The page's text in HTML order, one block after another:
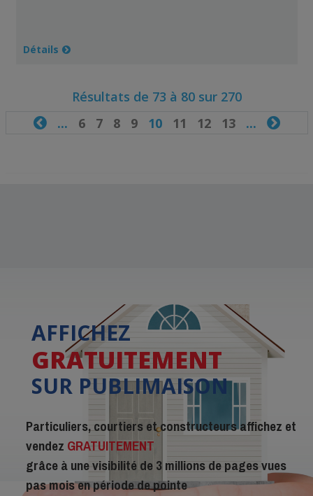
Détails
Résultats de 73 à 80 sur 270
... 6 7 8 910 11 12 13... 
AFFICHEZ
GRATUITEMENT
SUR PUBLIMAISON
Particuliers, courtiers et constructeurs affichez et
vendez GRATUITEMENT
grâce à une visibilité de 3 millions de pages vues
pas mois en période de pointe